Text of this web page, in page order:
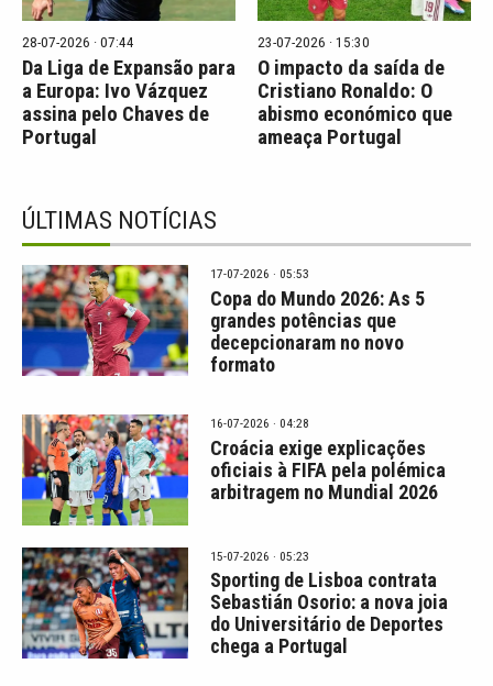
28-07-2026 · 07:44
Da Liga de Expansão para
a Europa: Ivo Vázquez
assina pelo Chaves de
Portugal
23-07-2026 · 15:30
O impacto da saída de
Cristiano Ronaldo: O
abismo económico que
ameaça Portugal
ÚLTIMAS NOTÍCIAS
17-07-2026 · 05:53
Copa do Mundo 2026: As 5
grandes potências que
decepcionaram no novo
formato
16-07-2026 · 04:28
Croácia exige explicações
oficiais à FIFA pela polémica
arbitragem no Mundial 2026
15-07-2026 · 05:23
Sporting de Lisboa contrata
Sebastián Osorio: a nova joia
do Universitário de Deportes
chega a Portugal